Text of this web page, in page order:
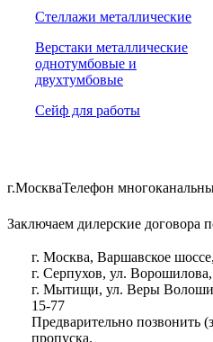
Стеллажи металлические
Верстаки металлические
однотумбовые и
двухтумбовые
Сейф для работы
г.МоскваТелефон
Заключаем дилерские договора
г. Москва, Варшавское
г. Серпухов, ул.
г. Мытищи, ул. Веры
15-77
Предварительно позвонить
пропуска.